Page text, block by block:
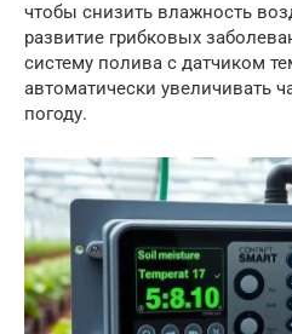
чтобы снизить влажность
развитие грибковых
систему полива с датчиком
автоматически увеличивать
погоду.